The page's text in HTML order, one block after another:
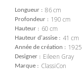
Longueur 86 cm
Profondeur 190 cm
Hauteur 60 cm
Hauteur d'assise 41 cm
Année de création 1925
Designer Eileen Gray
Marque ClassiCon